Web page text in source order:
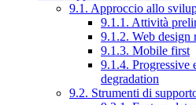
9.1. Approccio allo
9.1.1. Attività
9.1.2. Web design
9.1.3. Mobile first
9.1.4. Progressive
degradation
9.2. Strumenti di